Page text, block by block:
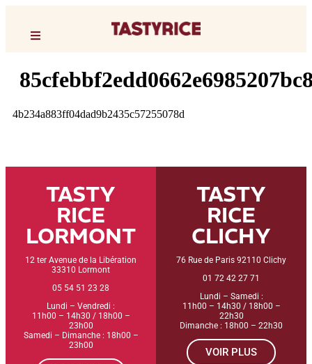
4b234a883ff04dad9b2435c57255078d
TASTY
RICE
LORMONT
12 ter Avenue de la Libération
33310 Lormont
05 54 51 23 28
Lundi – Vendredi :
11h00 – 14h30 / 18h00 –
23h00
Samedi – Dimanche : 18h00 –
23h00
TASTY
RICE
CLICHY
76 Rue de Paris 92110 Clichy
01 72 42 27 71
Lundi – Samedi :
11h00 – 14h30 / 18h00 –
22h30
Dimanche : 18h00 – 22h30
VOIR PLUS